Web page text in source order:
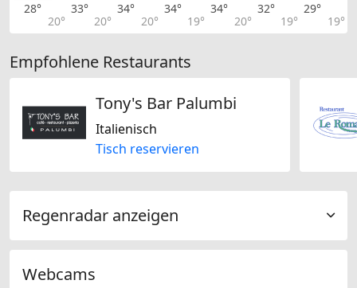
28°
20°
33°
20°
34°
20°
34°
19°
34°
20°
32°
19°
29°
19°
Empfohlene Restaurants
Tony's Bar Palumbi
Italienisch
Tisch reservieren
Regenradar anzeigen
Webcams